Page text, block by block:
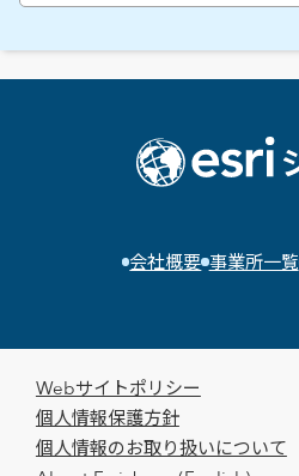
会社概要 事業所一覧
Webサイトポリシー
個人情報保護方針
個人情報のお取り扱いについて